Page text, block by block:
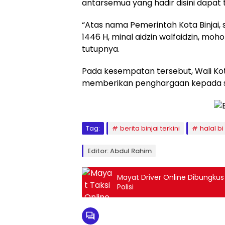
antarsemua yang hadir disini dapat
“Atas nama Pemerintah Kota
1446 H, minal aidzin walfaidzin,
tutupnya.
Pada kesempatan tersebut, Wali
memberikan penghargaan
Tag: berita binjai terkini halal
Editor: Abdul Rahim
Mayat Driver Online
Polisi